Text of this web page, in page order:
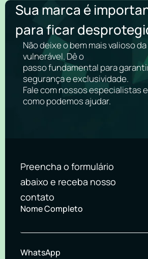
Sua marca é
para ficar
Não deixe o bem mais valioso
vulnerável. Dê o
passo fundamental para
segurança e exclusividade.
Fale com nossos especialistas
como podemos ajudar.
Preencha o formulário
abaixo e receba nosso
contato
Nome Completo
WhatsApp